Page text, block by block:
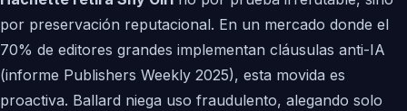
por preservación reputacional. En un mercado donde el
70% de editores grandes implementan cláusulas anti-IA
(informe Publishers Weekly 2025), esta movida es
proactiva. Ballard niega uso fraudulento, alegando solo